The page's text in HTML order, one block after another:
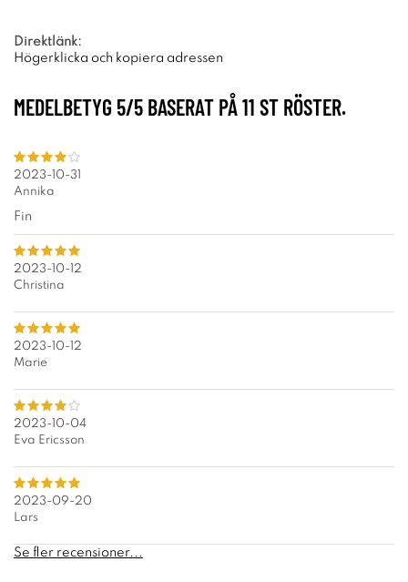
Direktlänk:
Högerklicka och kopiera adressen
MEDELBETYG 5/5 BASERAT PÅ11 ST RÖSTER.
2023-10-31
Annika
Fin
2023-10-12
Christina
2023-10-12
Marie
2023-10-04
Eva Ericsson
2023-09-20
Lars
Se fler recensioner...